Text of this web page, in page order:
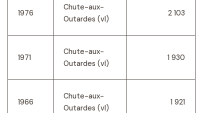
1976
Chute-aux-
Outardes (vl)
2 103
1971
Chute-aux-
Outardes (vl)
1 930
1966
Chute-aux-
Outardes (vl)
1 921